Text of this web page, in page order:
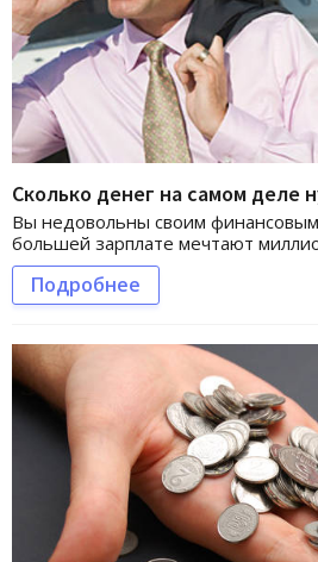
Сколько денег на самом деле
Вы недовольны своим
большей зарплате мечтают
Подробнее